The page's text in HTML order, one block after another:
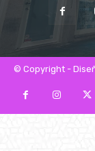
© Copyright -